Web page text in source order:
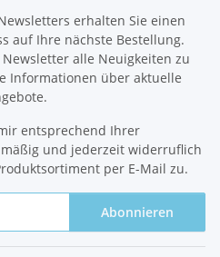
erhalten Sie einen
auf Ihre nächste Bestellung.
alle Neuigkeiten zu
Informationen über aktuelle
entsprechend Ihrer
und jederzeit widerruflich
per E-Mail zu.
Abonnieren